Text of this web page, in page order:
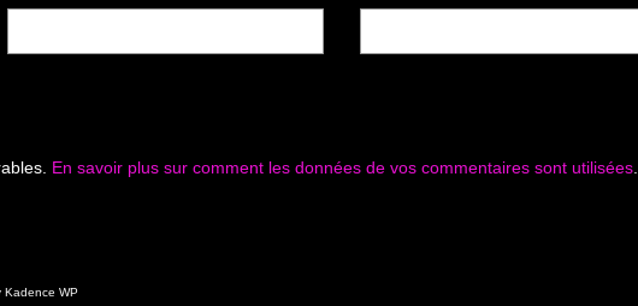
En savoir plus sur comment les données de vos commentaires sont utilisées
Kadence WP